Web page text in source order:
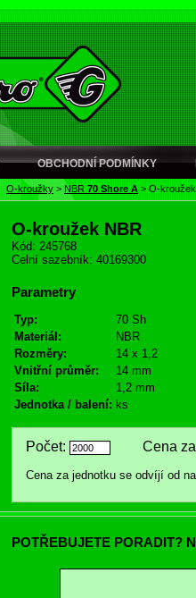
OBCHODNÍ PODMÍNKY
O-kroužky > NBR 70 Shore A > O-
O-kroužek NBR
Kód: 245768
Celní sazebník: 40169300
Parametry
Typ:
70 Sh
Materiál:
NBR
Rozměry:
14 x 1,2
Vnitřní průměr:
14 mm
Síla:
1,2 mm
Jednotka / balení: ks
Počet: Cena za
Cena za jednotku se odvíjí od
POTŘEBUJETE PORADIT?